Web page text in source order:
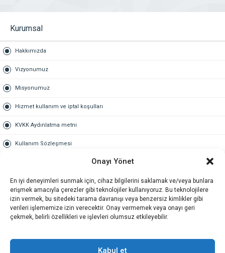
Onayı Yönet
En iyi deneyimleri sunmak için, cihaz bilgilerini saklamak ve/veya bunlara
erişmek amacıyla çerezler gibi teknolojiler kullanıyoruz. Bu teknolojilere
izin vermek, bu sitedeki tarama davranışı veya benzersiz kimlikler gibi
verileri işlememize izin verecektir. Onay vermemek veya onayı geri
çekmek, belirli özellikleri ve işlevleri olumsuz etkileyebilir.
Kabul et
Kurumsal
Hakkımızda
Vizyonumuz
Misyonumuz
Hizmet kullanım ve iptal koşulları
KVKK Aydınlatma metni
Kullanım Sözleşmesi
Gold üyelik nedir
Kariyer